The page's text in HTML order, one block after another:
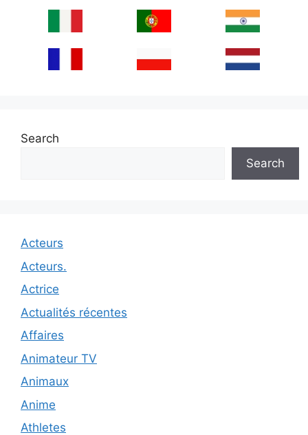
Search
Search
Acteurs
Acteurs.
Actrice
Actualités récentes
Affaires
Animateur TV
Animaux
Anime
Athletes